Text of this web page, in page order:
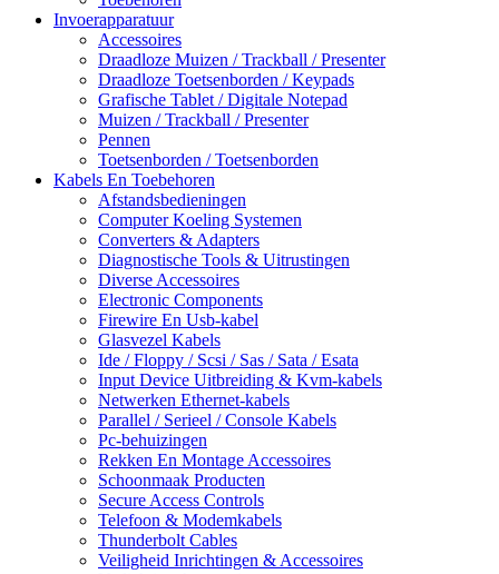
Invoerapparatuur
Accessoires
Draadloze Muizen / Trackball / Presenter
Draadloze Toetsenborden / Keypads
Grafische Tablet / Digitale Notepad
Muizen / Trackball / Presenter
Pennen
Toetsenborden / Toetsenborden
Kabels En Toebehoren
Afstandsbedieningen
Computer Koeling Systemen
Converters & Adapters
Diagnostische Tools & Uitrustingen
Diverse Accessoires
Electronic Components
Firewire En Usb-kabel
Glasvezel Kabels
Ide / Floppy / Scsi / Sas / Sata / Esata
Input Device Uitbreiding & Kvm-kabels
Netwerken Ethernet-kabels
Parallel / Serieel / Console Kabels
Pc-behuizingen
Rekken En Montage Accessoires
Schoonmaak Producten
Secure Access Controls
Telefoon & Modemkabels
Thunderbolt Cables
Veiligheid Inrichtingen & Accessoires